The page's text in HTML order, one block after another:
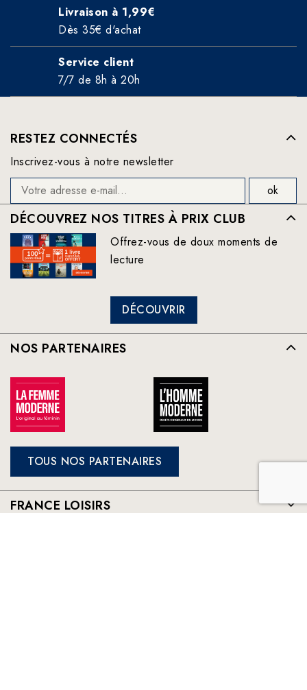
Livraison à 1,99€
Dès 35€ d'achat
Service client
7/7 de 8h à 20h
RESTEZ CONNECTÉS
Inscrivez-vous à notre newsletter
DÉCOUVREZ NOS TITRES À PRIX CLUB
Offrez-vous de doux moments de
lecture
DÉCOUVRIR
NOS PARTENAIRES
TOUS NOS PARTENAIRES
FRANCE LOISIRS